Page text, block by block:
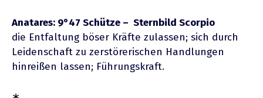
Anatares: 9°47 Schütze – Sternbild Scorpio
die Entfaltung böser Kräfte zulassen; sich durch
Leidenschaft zu zerstörerischen Handlungen
hinreißen lassen; Führungskraft.